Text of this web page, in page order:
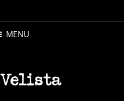
MENU
Velista